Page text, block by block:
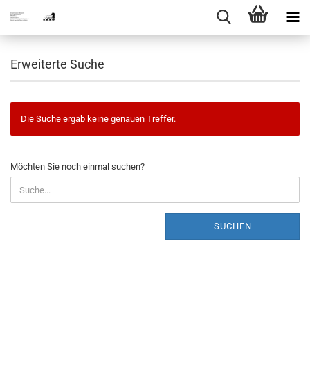
Erweiterte Suche
Die Suche ergab keine genauen Treffer.
MÖCHTEN
SIE
NOCH
EINMAL
Möchten Sie noch einmal suchen?
SUCHEN